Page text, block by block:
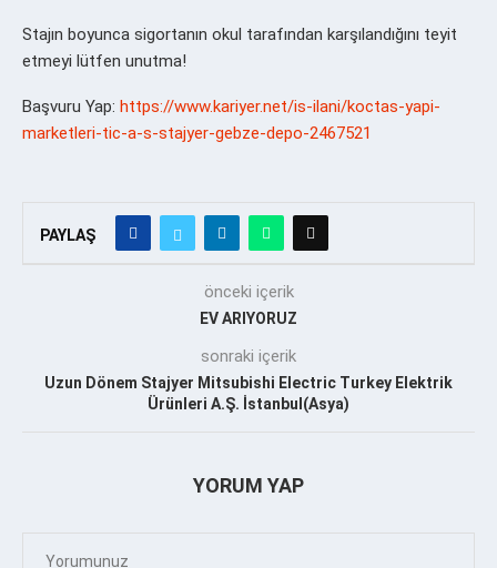
Stajın boyunca sigortanın okul tarafından karşılandığını teyit
etmeyi lütfen unutma!
Başvuru Yap: https://www.kariyer.net/is-ilani/koctas-yapi-
marketleri-tic-a-s-stajyer-gebze-depo-2467521
PAYLAŞ
önceki içerik
EV ARIYORUZ
sonraki içerik
Uzun Dönem Stajyer Mitsubishi Electric Turkey Elektrik
Ürünleri A.Ş. İstanbul(Asya)
YORUM YAP